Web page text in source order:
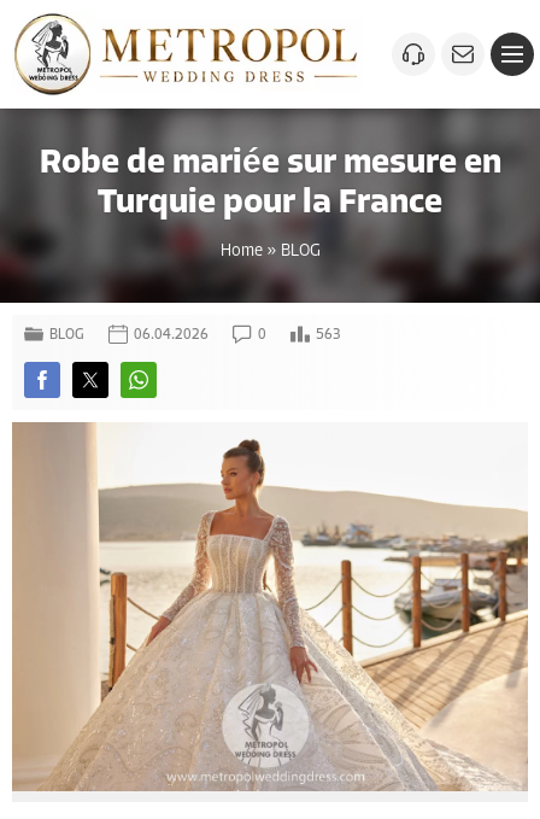
Robe de mariée sur mesure en
Turquie pour la France
Home» BLOG
BLOG 06.04.2026 0 563